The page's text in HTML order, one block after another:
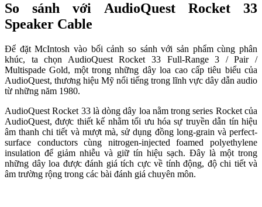
So sánh với AudioQuest Rocket 33
Speaker Cable
Để đặt McIntosh vào bối cảnh so sánh với sản phẩm cùng phân
khúc, ta chọn AudioQuest Rocket 33 Full‑Range 3 / Pair /
Multispade Gold, một trong những dây loa cao cấp tiêu biểu của
AudioQuest, thương hiệu Mỹ nổi tiếng trong lĩnh vực dây dẫn audio
từ những năm 1980.
AudioQuest Rocket 33 là dòng dây loa nằm trong series Rocket của
AudioQuest, được thiết kế nhằm tối ưu hóa sự truyền dẫn tín hiệu
âm thanh chi tiết và mượt mà, sử dụng đồng long-grain và perfect-
surface conductors cùng nitrogen-injected foamed polyethylene
insulation để giảm nhiễu và giữ tín hiệu sạch. Đây là một trong
những dây loa được đánh giá tích cực về tính động, độ chi tiết và
âm trường rộng trong các bài đánh giá chuyên môn.